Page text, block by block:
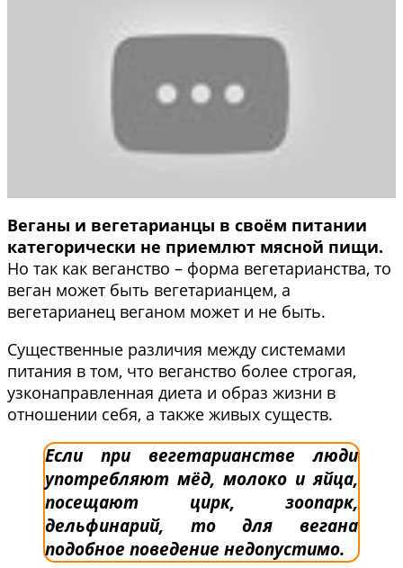
Веганы и вегетарианцы в своём питании
категорически не приемлют мясной пищи.
Но так как веганство – форма вегетарианства, то
веган может быть вегетарианцем, а
вегетарианец веганом может и не быть.
Существенные различия между системами
питания в том, что веганство более строгая,
узконаправленная диета и образ жизни в
отношении себя, а также живых существ.
Если при вегетарианстве люди
употребляют мёд, молоко и яйца,
посещают цирк, зоопарк,
дельфинарий, то для вегана
подобное поведение недопустимо.